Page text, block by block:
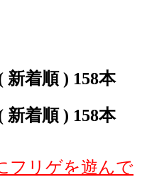
新着順 ) 158本
新着順 ) 158本
フリゲを遊んで